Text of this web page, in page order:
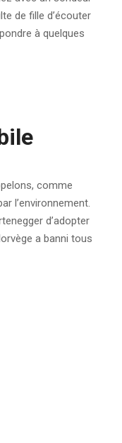
de fille d’écouter
à quelques
comme
l’environnement.
d’adopter
a banni tous